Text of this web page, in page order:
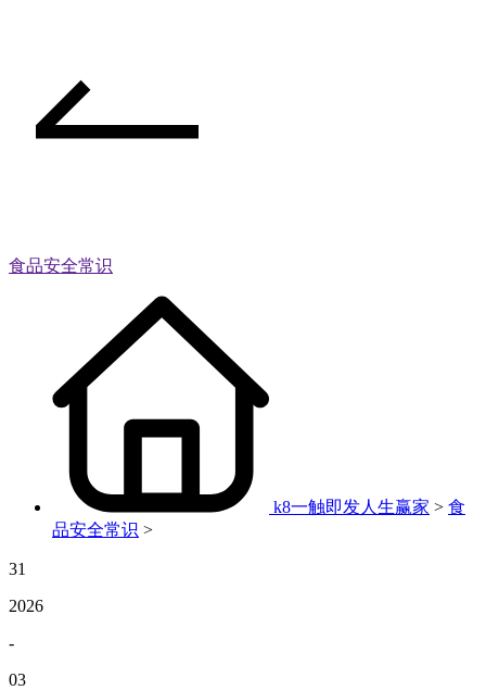
食品安全常识
k8一触即发人生赢家 > 食
品安全常识 >
31
2026
-
03